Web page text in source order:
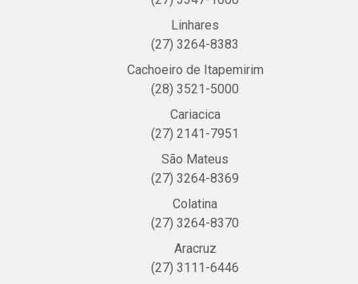
Linhares
(27) 3264-8383
Cachoeiro de Itapemirim
(28) 3521-5000
Cariacica
(27) 2141-7951
São Mateus
(27) 3264-8369
Colatina
(27) 3264-8370
Aracruz
(27) 3111-6446